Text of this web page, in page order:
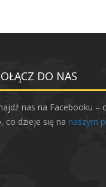
DO NAS
nas na Facebooku –
co dzieje się nanaszym